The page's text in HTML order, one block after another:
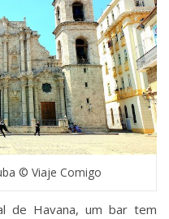
© Viaje Comigo
de Havana, um bar tem